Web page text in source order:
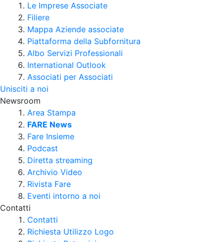
Le Imprese Associate
Filiere
Mappa Aziende associate
Piattaforma della Subfornitura
Albo Servizi Professionali
International Outlook
Associati per Associati
Unisciti a noi
Newsroom
Area Stampa
FARE News
Fare Insieme
Podcast
Diretta streaming
Archivio Video
Rivista Fare
Eventi intorno a noi
Contatti
Contatti
Richiesta Utilizzo Logo